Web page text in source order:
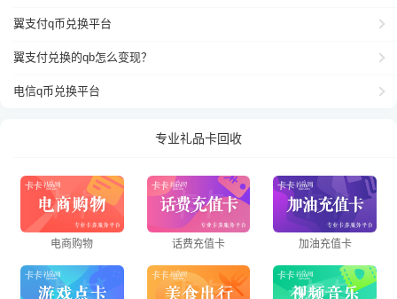
翼支付q币兑换平台
翼支付兑换的qb怎么变现？
电信q币兑换平台
专业礼品卡回收
电商购物 话费充值卡 加油充值卡